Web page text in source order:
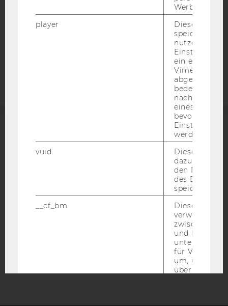
STUDIENBEWERBER*INNEN UND STUDIERENDE
Barrierefreiheitserklärung
EQUIS
Werbung
player
Dieses Cookie
speichert
ein
Vimeo-Video
abgespielt
bedeutet,
nächsten
eines Vimeo-
bevorzugten
werden.
vuid
Dieser
dazu
den
des
speichern.
__cf_bm
Dieses
verwendet,
zwischen
und Bots zu
für Vimeo
um, um
über die